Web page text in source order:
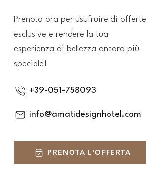
Prenota ora per usufruire di offerte
esclusive e rendere la tua
esperienza di bellezza ancora più
speciale!
+39-051-758093
info@amatidesignhotel.com
PRENOTA L'OFFERTA